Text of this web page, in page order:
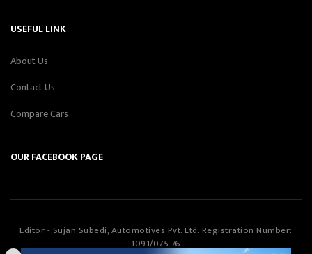
USEFUL LINK
About Us
Contact Us
Compare Cars
OUR FACEBOOK PAGE
Editor - Sujan Subedi, Automotives Pvt. Ltd. Registration Number:
1091/075-76